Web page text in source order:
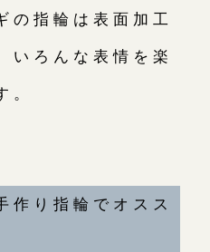
の指輪は表面加工
いろんな表情を楽
。
作り指輪でオスス